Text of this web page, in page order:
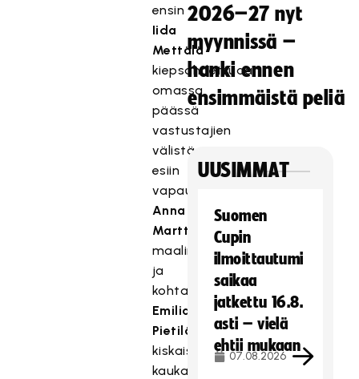
ensin
Iida
Mettälä
kiepsahdettuaan
omassa
päässä
vastustajien
välistä
esiin
vapautti
Anna
Marttalan
maalintekoon
ja
kohta
Emilia
Pietilä
kiskaisi
kaukaa
2026–27 nyt
myynnissä –
hanki ennen
ensimmäistä peliä
UUSIMMAT
Suomen
Cupin
ilmoittautumi
saikaa
jatkettu 16.8.
asti – vielä
ehtii mukaan
07.08.2026